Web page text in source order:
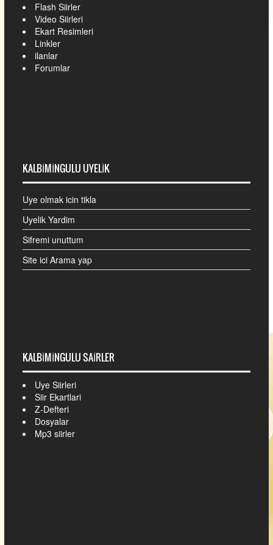
Flash Siirler
Video Siirleri
Ekart Resimleri
Linkler
ilanlar
Forumlar
KALBIMINGULU UYELIK
Uye olmak icin tikla
Uyelik Yardim
Sifremi unuttum
Site ici Arama yap
KALBIMINGULU SAIRLER
Uye Siirleri
Siir Ekartlari
Z-Defteri
Dosyalar
Mp3 siirler